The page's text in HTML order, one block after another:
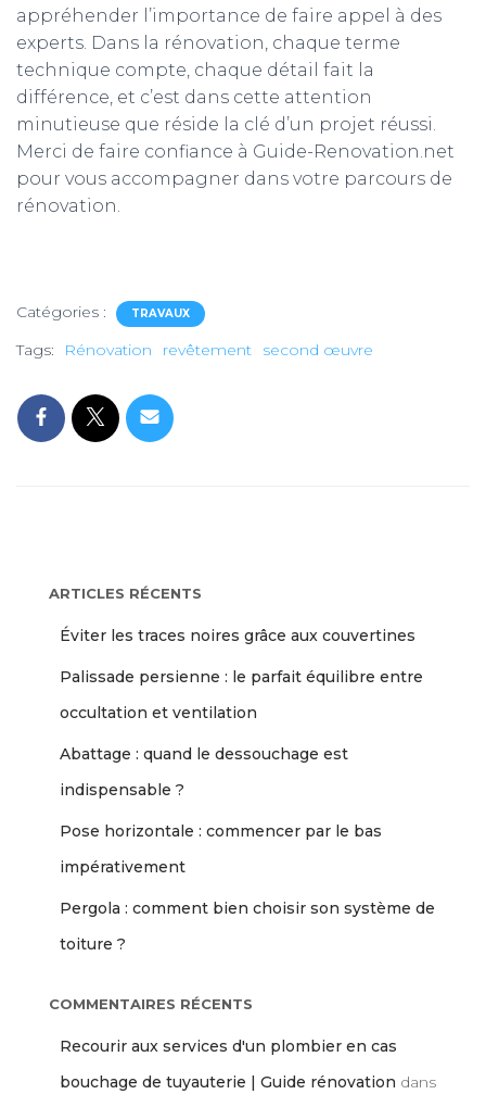
appréhender l’importance de faire appel à des
experts. Dans la rénovation, chaque terme
technique compte, chaque détail fait la
différence, et c’est dans cette attention
minutieuse que réside la clé d’un projet réussi.
Merci de faire confiance à Guide-Renovation.net
pour vous accompagner dans votre parcours de
rénovation.
Catégories : TRAVAUX
Tags: Rénovation revêtement second œuvre
ARTICLES RÉCENTS
Éviter les traces noires grâce aux couvertines
Palissade persienne : le parfait équilibre entre
occultation et ventilation
Abattage : quand le dessouchage est
indispensable ?
Pose horizontale : commencer par le bas
impérativement
Pergola : comment bien choisir son système de
toiture ?
COMMENTAIRES RÉCENTS
Recourir aux services d'un plombier en cas
bouchage de tuyauterie | Guide rénovation dans